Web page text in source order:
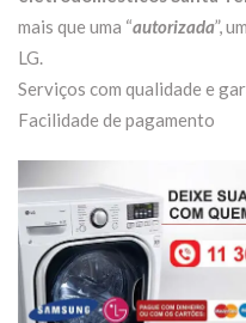
mais que uma “autorizada”,
LG.
Serviços com qualidade e
Facilidade de pagamento